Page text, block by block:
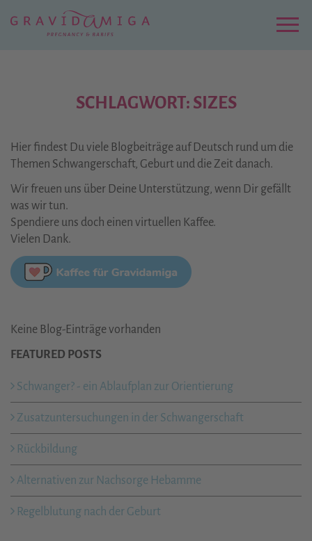
Hauptinhalt
SCHLAGWORT: SIZES
Hier findest Du viele Blogbeiträge auf Deutsch rund um die
Themen Schwangerschaft, Geburt und die Zeit danach.
Wir freuen uns über Deine Unterstützung, wenn Dir gefällt
was wir tun.
Spendiere uns doch einen virtuellen Kaffee.
Vielen Dank.
Keine Blog-Einträge vorhanden
FEATURED POSTS
Schwanger? - ein Ablaufplan zur Orientierung
Zusatzuntersuchungen in der Schwangerschaft
Rückbildung
Alternativen zur Nachsorge Hebamme
Regelblutung nach der Geburt